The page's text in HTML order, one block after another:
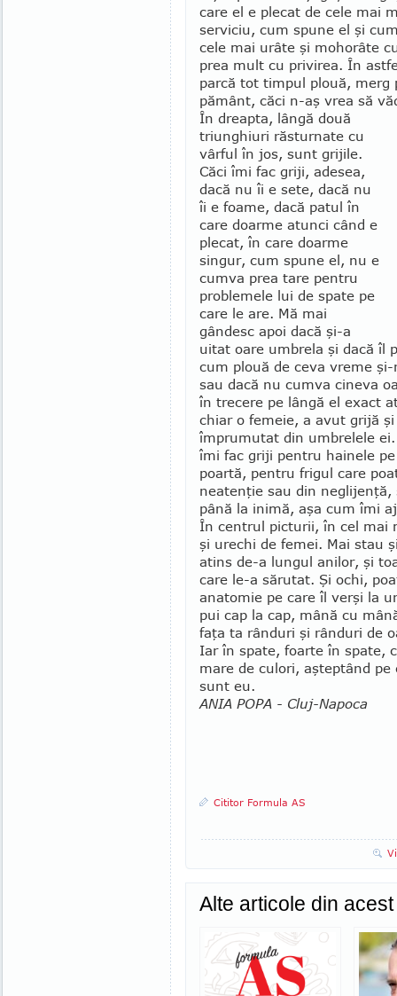
care el e plecat de cele mai
serviciu, cum spu­ne el şi
cele mai urâte şi mohorâte
prea mult cu privirea. În
parcă tot timpul plouă, merg
pământ, căci n-aş vrea să
În dreapta, lângă două
triunghiuri răsturnate cu
vâr­ful în jos, sunt grijile.
Căci îmi fac griji, adesea,
dacă nu îi e sete, dacă nu
îi e foame, dacă patul în
care doar­me atunci când e
plecat, în care doarme
singur, cum spu­ne el, nu e
cumva prea tare pentru
problemele lui de spate pe
care le are. Mă mai
gândesc apoi dacă şi-a
uitat oare umbrela şi dacă îl
cum plouă de ceva vreme
sau dacă nu cumva ci­neva
în trecere pe lângă el exact
chiar o femeie, a avut grijă
împrumutat din umbrelele ei.
îmi fac griji pentru hainele
poartă, pentru frigul care
neatenţie sau din neglijenţă,
până la inimă, aşa cum îmi
În centrul picturii, în cel mai
şi urechi de femei. Mai stau
atins de-a lungul anilor, şi
care le-a să­ru­tat. Şi ochi,
ana­tomie pe care îl verşi la
pui cap la cap, mână cu
faţa ta rânduri şi rânduri de
Iar în spate, foarte în spate,
mare de culori, aşteptând
sunt eu.
ANIA POPA - Cluj-Napoca
Cititor Formula AS
Alte articole din